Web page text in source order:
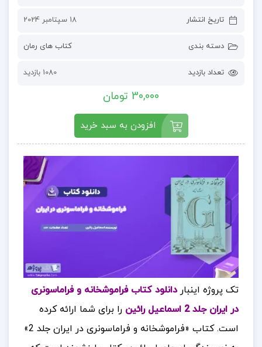
تاریخ انتشار 18 سپتامبر 2024
دسته بندی کتاب های رمان
تعداد بازدید 1080 بازدید
30,000 تومان
افزودن به سبد خرید
تک پروژه اینبار دانلود کتاب فراموشخانه و فراماسونری
در ایران جلد 2 اسماعیل رائین
را برای شما ارائه کرده
است.
کتاب «فراموشخانه و فراماسونری در ایران جلد 2»